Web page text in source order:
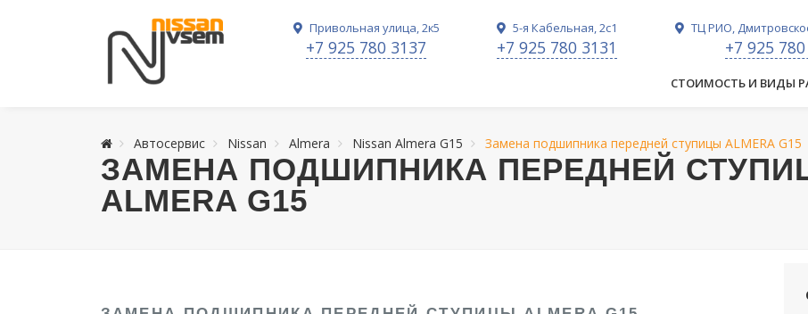
Привольная улица, 2к5
+7 925 780 3137
5-я Кабельная, 2с1
+7 925 780 3131
ТЦ РИО,
+7 925
СТОИМОСТЬ И ВИДЫ
Автосервис Nissan Almera Nissan Almera G15 Замена подшипника передней ступицы ALMERA G15
ЗАМЕНА ПОДШИПНИКА ПЕРЕДНЕЙ
ALMERA G15